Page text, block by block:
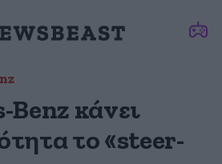
Benz κάνει
το «steer-